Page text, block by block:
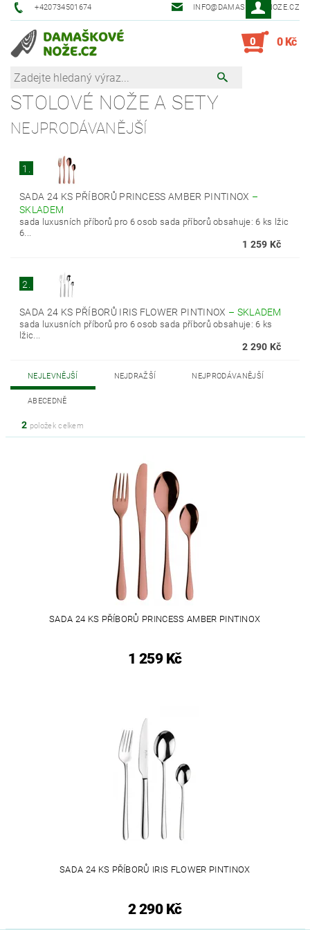
+420734501674 INFO@DAMASKOVE-NOZE.CZ
0 0 Kč
STOLOVÉ NOŽE A SETY
NEJPRODÁVANĚJŠÍ
1.
SADA 24 KS PŘÍBORŮ PRINCESS AMBER PINTINOX –
SKLADEM
sada luxusních příborů pro 6 osob sada příborů obsahuje: 6 ks lžic
6...
1 259 Kč
2.
SADA 24 KS PŘÍBORŮ IRIS FLOWER PINTINOX – SKLADEM
sada luxusních příborů pro 6 osob sada příborů obsahuje: 6 ks
lžic...
2 290 Kč
NEJLEVNĚJŠÍ NEJDRAŽŠÍ NEJPRODÁVANĚJŠÍ
ABECEDNĚ
2 položek celkem
SADA 24 KS PŘÍBORŮ PRINCESS AMBER PINTINOX
1 259 Kč
SADA 24 KS PŘÍBORŮ IRIS FLOWER PINTINOX
2 290 Kč